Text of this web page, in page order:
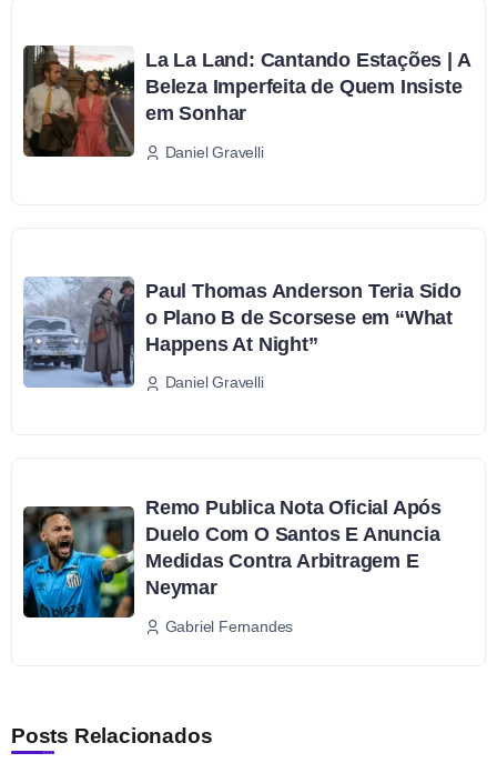
La La Land: Cantando Estações | A
Beleza Imperfeita de Quem Insiste
em Sonhar
Daniel Gravelli
Paul Thomas Anderson Teria Sido
o Plano B de Scorsese em “What
Happens At Night”
Daniel Gravelli
Remo Publica Nota Oficial Após
Duelo Com O Santos E Anuncia
Medidas Contra Arbitragem E
Neymar
Gabriel Fernandes
Posts Relacionados